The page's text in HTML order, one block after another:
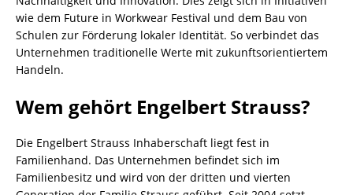
wie dem Future in Workwear Festival und dem Bau von
Schulen zur Förderung lokaler Identität. So verbindet das
Unternehmen traditionelle Werte mit zukunftsorientiertem
Handeln.
Wem gehört Engelbert Strauss?
Die Engelbert Strauss Inhaberschaft liegt fest in
Familienhand. Das Unternehmen befindet sich im
Familienbesitz und wird von der dritten und vierten